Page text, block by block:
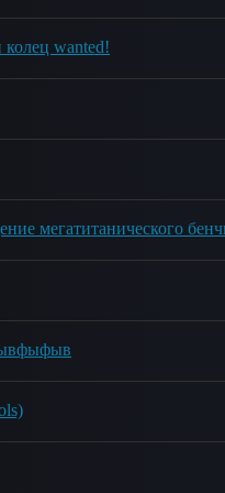
wanted!
мегатитанического